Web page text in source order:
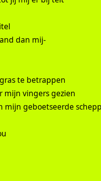
dan mij-
te betrappen
mijn vingers gezien
mijn geboetseerde